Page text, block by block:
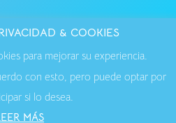
& COOKIES
para mejorar su experiencia.
con esto, pero puede optar por
si lo desea.
MÁS